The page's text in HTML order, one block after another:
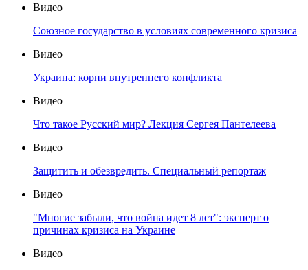
Видео
Союзное государство в условиях современного кризиса
Видео
Украина: корни внутреннего конфликта
Видео
Что такое Русский мир? Лекция Сергея Пантелеева
Видео
Защитить и обезвредить. Специальный репортаж
Видео
"Многие забыли, что война идет 8 лет": эксперт о
причинах кризиса на Украине
Видео